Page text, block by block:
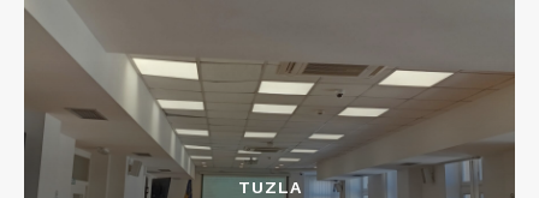
TUZLA